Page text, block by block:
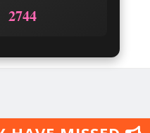
2744